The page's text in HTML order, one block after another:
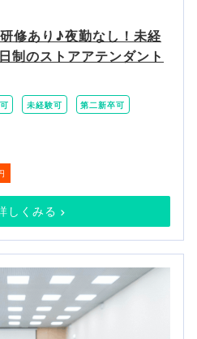
修あり♪夜勤なし！未経
制のストアアテンダント
未経験可 第二新卒可
しくみる